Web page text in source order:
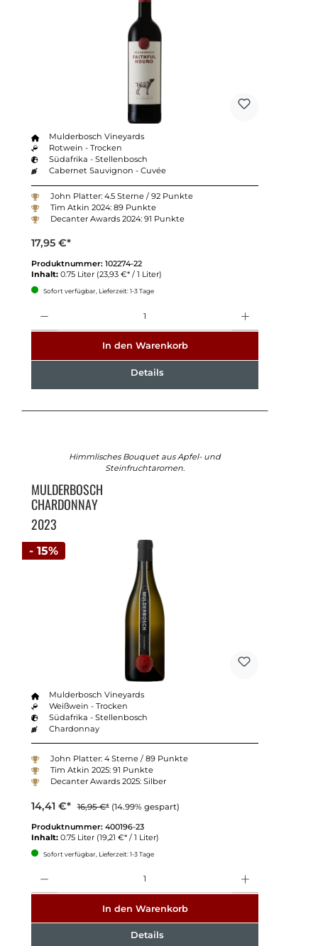
Mulderbosch Vineyards
Rotwein - Trocken
Südafrika - Stellenbosch
Cabernet Sauvignon - Cuvée
John Platter: 4.5 Sterne / 92 Punkte
Tim Atkin 2024: 89 Punkte
Decanter Awards 2024: 91 Punkte
17,95 €*
Produktnummer: 102274-22
Inhalt: 0.75 Liter (23,93 €* / 1 Liter)
Sofort verfügbar, Lieferzeit: 1-3 Tage
In den Warenkorb
Details
- 15%
Himmlisches Bouquet aus Apfel- und
Steinfruchtaromen.
MULDERBOSCH
CHARDONNAY
2023
Mulderbosch Vineyards
Weißwein - Trocken
Südafrika - Stellenbosch
Chardonnay
John Platter: 4 Sterne / 89 Punkte
Tim Atkin 2025: 91 Punkte
Decanter Awards 2025: Silber
14,41 €* 16,95 €* (14.99% gespart)
Produktnummer: 400196-23
Inhalt: 0.75 Liter (19,21 €* / 1 Liter)
Sofort verfügbar, Lieferzeit: 1-3 Tage
In den Warenkorb
Details